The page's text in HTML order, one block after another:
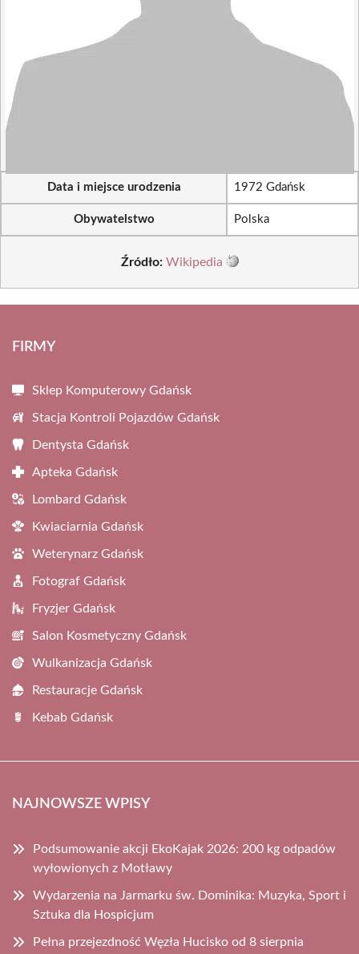
Data i miejsce urodzenia 1972 Gdańsk
Obywatelstwo Polska
Źródło: Wikipedia
FIRMY
Sklep Komputerowy Gdańsk
Stacja Kontroli Pojazdów Gdańsk
Dentysta Gdańsk
Apteka Gdańsk
Lombard Gdańsk
Kwiaciarnia Gdańsk
Weterynarz Gdańsk
Fotograf Gdańsk
Fryzjer Gdańsk
Salon Kosmetyczny Gdańsk
Wulkanizacja Gdańsk
Restauracje Gdańsk
Kebab Gdańsk
NAJNOWSZE WPISY
Podsumowanie akcji EkoKajak 2026: 200 kg odpadów
wyłowionych z Motławy
Wydarzenia na Jarmarku św. Dominika: Muzyka, Sport i
Sztuka dla Hospicjum
Pełna przejezdność Węzła Hucisko od 8 sierpnia